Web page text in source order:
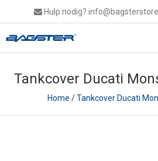
Hulp nodig?
Tankcover Ducati
Home /Tankcover Ducati